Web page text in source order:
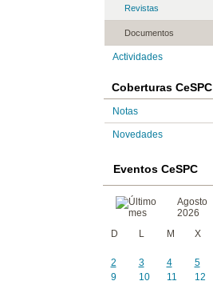
Revistas
Documentos
Actividades
Coberturas CeSPC
Notas
Novedades
Eventos CeSPC
Agosto
2026
D
L M X
2
3 4 5
9
10 11 12